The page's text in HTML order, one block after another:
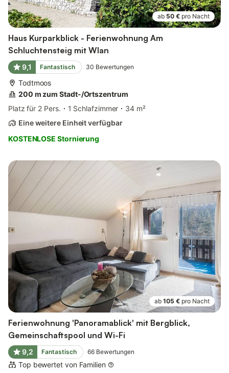
ab 50 € pro Nacht
Haus Kurparkblick - Ferienwohnung Am
Schluchtensteig mit Wlan
9,1 Fantastisch 30 Bewertungen
Todtmoos
200 m zum Stadt-/Ortszentrum
Platz für 2 Pers.
1 Schlafzimmer
34 m²
Eine weitere Einheit verfügbar
KOSTENLOSE Stornierung
ab 105 € pro Nacht
Ferienwohnung 'Panoramablick' mit Bergblick,
Gemeinschaftspool und Wi-Fi
9,2 Fantastisch 66 Bewertungen
Top bewertet von Familien